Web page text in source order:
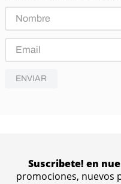
ENVIAR
Suscribete! en
promociones, nuevos